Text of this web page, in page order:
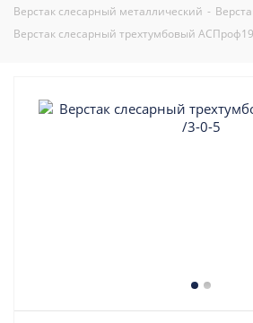
Верстак слесарный металлический -
Верстак слесарный трехтумбовый